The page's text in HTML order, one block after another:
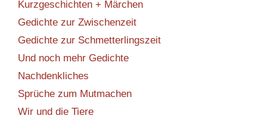
Kurzgeschichten + Märchen
Gedichte zur Zwischenzeit
Gedichte zur Schmetterlingszeit
Und noch mehr Gedichte
Nachdenkliches
Sprüche zum Mutmachen
Wir und die Tiere